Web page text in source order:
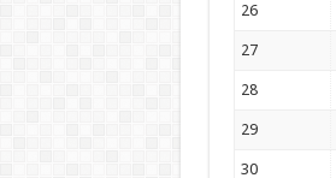
26
27
28
29
30